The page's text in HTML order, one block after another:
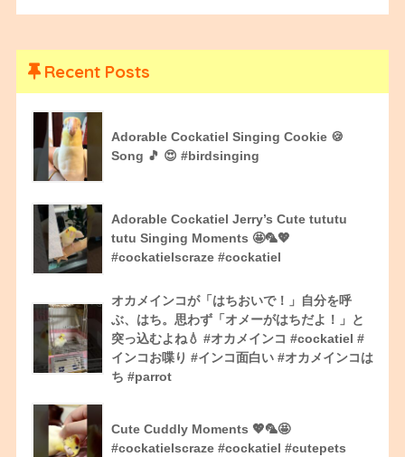
Recent Posts
Adorable Cockatiel Singing Cookie 🍪
Song 🎵 😍 #birdsinging
Adorable Cockatiel Jerry’s Cute tututu
tutu Singing Moments 🤩🦜💖
#cockatielscraze #cockatiel
オカメインコが「はちおいで！」自分を呼
ぶ、はち。思わず「オメーがはちだよ！」と
突っ込むよね💧 #オカメインコ #cockatiel #
インコお喋り #インコ面白い #オカメインコは
ち #parrot
Cute Cuddly Moments 💖🦜🤩
#cockatielscraze #cockatiel #cutepets